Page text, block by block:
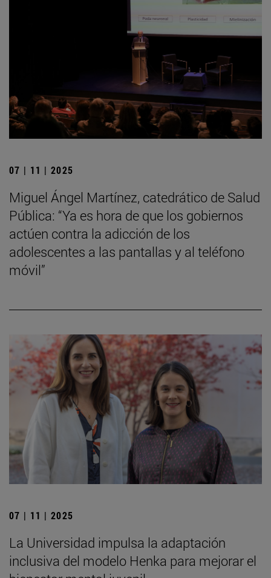
07 | 11 | 2025
Miguel Ángel Martínez, catedrático de Salud
Pública: “Ya es hora de que los gobiernos
actúen contra la adicción de los
adolescentes a las pantallas y al teléfono
móvil”
07 | 11 | 2025
La Universidad impulsa la adaptación
inclusiva del modelo Henka para mejorar el